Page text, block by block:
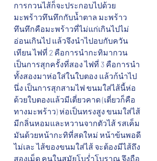
การกวนไส้ก็จะประกอบไปด้วย
มะพร้าวทึนทึกกับน้ำตาล มะพร้าว
ทึนทึกคือมะพร้าวที่ไม่แก่เกินไปไม่
อ่อนเกินไป แล้วจึงนำไปอบกับควัน
เทียน ไฟที่ 2 คือการนำกะทิมากวน
เป็นการสุกครั้งที่สอง ไฟที่ 3 คือการนำ
ทั้งสองมาห่อใส่ในใบตอง แล้วก้นำไป
นึ่ง เป็นการสุกสามไฟ ขนมใส่ไส้นี้ห่อ
ด้วยใบตองแล้วมีเตี่ยวคาด (เตี่ยวก็คือ
ทางมะพร้าว) ห่อเป็นทรงสูง ขนมใส่ไส้
มีกลิ่นหอมและหวานจากตัวไส้ รสเค็ม
มันด้วยหน้ากะทิที่สดใหม่ หน้าข้นพอดี
ไม่เละ ไส้ของขนมใส่ไส้ จะต้องมีไส้ถึง
สองเม็ด คนในสมัยโบร่ำโบราณ จึงถือ